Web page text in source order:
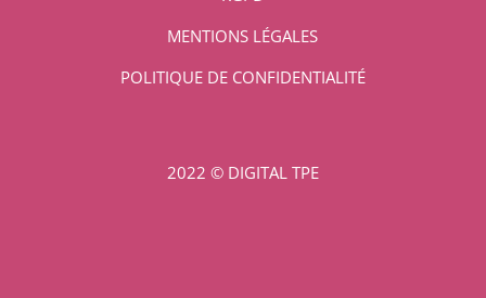
MENTIONS LÉGALES
POLITIQUE DE CONFIDENTIALITÉ
2022 © DIGITAL TPE